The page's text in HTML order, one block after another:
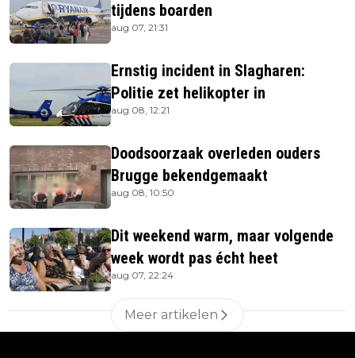
tijdens boarden
aug 07, 21:31
Ernstig incident in Slagharen:
Politie zet helikopter in
aug 08, 12:21
Doodsoorzaak overleden ouders
Brugge bekendgemaakt
aug 08, 10:50
Dit weekend warm, maar volgende
week wordt pas écht heet
aug 07, 22:24
Meer artikelen